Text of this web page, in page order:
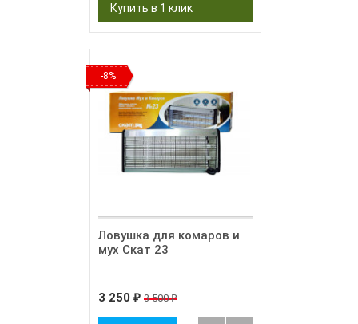
-8%
Ловушка для комаров и
мух Скат 23
3 250 ₽ 3 500₽